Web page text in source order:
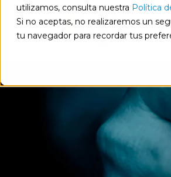
utilizamos, consulta nuestra Política
Si no aceptas, no realizaremos un
tu navegador para recordar tus